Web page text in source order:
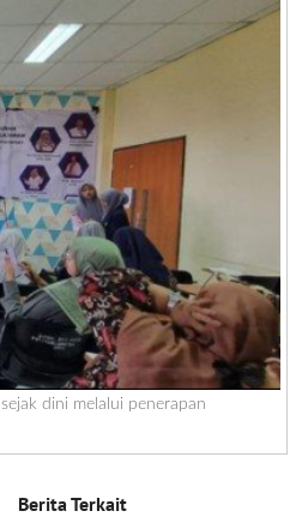
dini melalui penerapan
Berita Terkait